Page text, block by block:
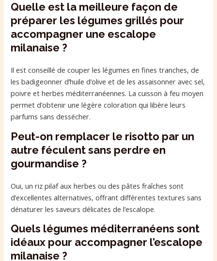
Quelle est la meilleure façon de
préparer les légumes grillés pour
accompagner une escalope
milanaise ?
Il est conseillé de couper les légumes en fines tranches, de
les badigeonner d’huile d’olive et de les assaisonner avec sel,
poivre et herbes méditerranéennes. La cuisson à feu moyen
permet d’obtenir une légère coloration qui libère leurs
parfums sans dessécher.
Peut-on remplacer le risotto par un
autre féculent sans perdre en
gourmandise ?
Oui, un riz pilaf aux herbes ou des pâtes fraîches sont
d’excellentes alternatives, offrant différentes textures sans
dénaturer les saveurs délicates de l’escalope.
Quels légumes méditerranéens sont
idéaux pour accompagner l’escalope
milanaise ?